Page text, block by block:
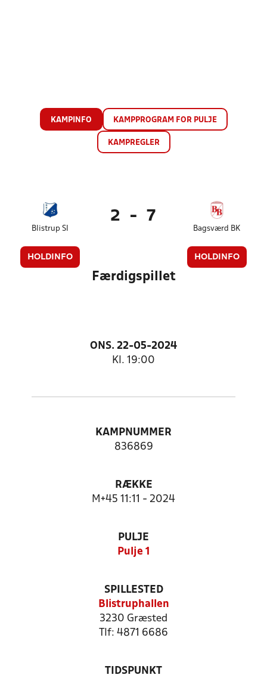
KAMPINFO KAMPPROGRAM FOR PULJE
KAMPREGLER
Blistrup SI
HOLDINFO
2 - 7
Bagsværd BK
HOLDINFO
Færdigspillet
ONS. 22-05-2024
Kl. 19:00
KAMPNUMMER
836869
RÆKKE
M+45 11:11 - 2024
PULJE
Pulje 1
SPILLESTED
Blistruphallen
3230 Græsted
Tlf: 4871 6686
TIDSPUNKT